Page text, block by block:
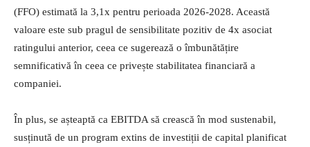
(FFO) estimată la 3,1x pentru perioada 2026-2028. Această
valoare este sub pragul de sensibilitate pozitiv de 4x asociat
ratingului anterior, ceea ce sugerează o îmbunătățire
semnificativă în ceea ce privește stabilitatea financiară a
companiei.
În plus, se așteaptă ca EBITDA să crească în mod sustenabil,
susținută de un program extins de investiții de capital planificat